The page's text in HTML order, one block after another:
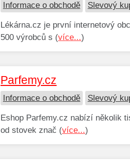
Informace o obchodě Slevový
Lékárna.cz je první internetový
500 výrobců s (více...)
Parfemy.cz
Informace o obchodě Slevový
Eshop Parfemy.cz nabízí několik
od stovek znač (více...)